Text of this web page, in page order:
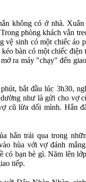
không có ở nhà. Xuân
phòng khách vẫn
vệ sinh có một chiếc áo
bàn có một chiếc điện
ra máy "chạy" đến
bắt đầu lúc 3h30,
như là gửi cho vợ
cũ lừa dối mình. Hắn
hắn trải qua trong
hùa với vợ đánh
có bạn bè gì. Năm lên
tiếp.